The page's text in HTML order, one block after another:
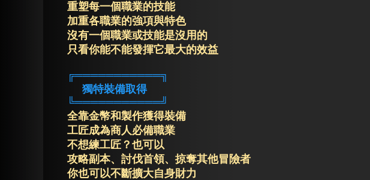
重塑每一個職業的技能
加重各職業的強項與特色
沒有一個職業或技能是沒用的
只看你能不能發揮它最大的效益
╔═══════════╗
獨特裝備取得
╚═══════════╝
全靠金幣和製作獲得裝備
工匠成為商人必備職業
不想練工匠？也可以
攻略副本、討伐首領、掠奪其他冒險者
你也可以不斷擴大自身財力